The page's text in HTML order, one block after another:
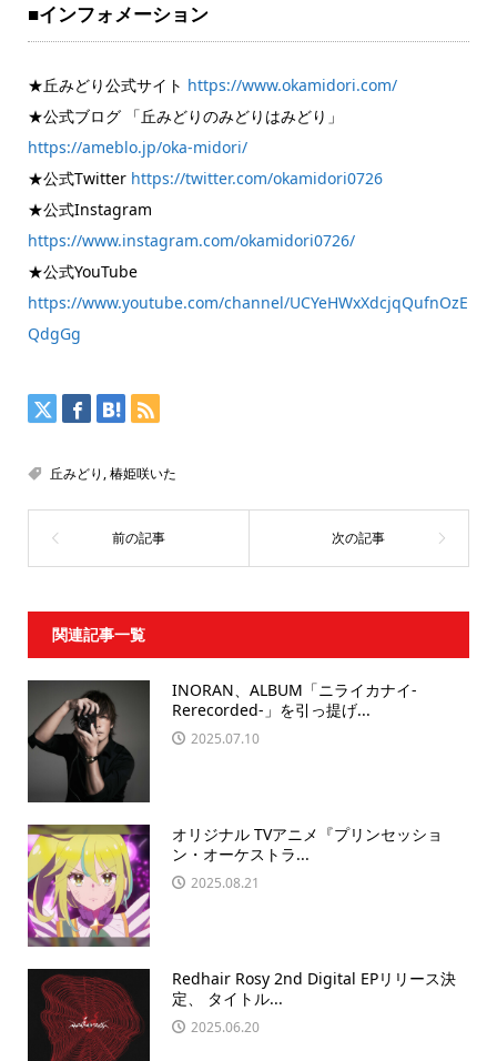
■インフォメーション
★丘みどり公式サイト https://www.okamidori.com/
★公式ブログ 「丘みどりのみどりはみどり」
https://ameblo.jp/oka-midori/
★公式Twitter https://twitter.com/okamidori0726
★公式Instagram
https://www.instagram.com/okamidori0726/
★公式YouTube
https://www.youtube.com/channel/UCYeHWxXdcjqQufnOzE
QdgGg
丘みどり ,椿姫咲いた
関連記事一覧
INORAN、ALBUM「ニライカナイ-
Rerecorded-」を引っ提げ...
2025.07.10
オリジナル TVアニメ『プリンセッショ
ン・オーケストラ...
2025.08.21
Redhair Rosy 2nd Digital EPリリース決
定、 タイトル...
2025.06.20